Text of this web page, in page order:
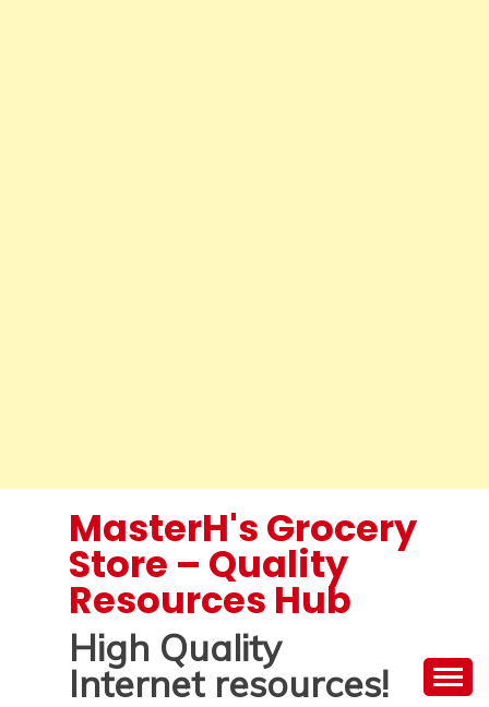
MasterH's Grocery
Store – Quality
Resources Hub
High Quality
Internet resources!